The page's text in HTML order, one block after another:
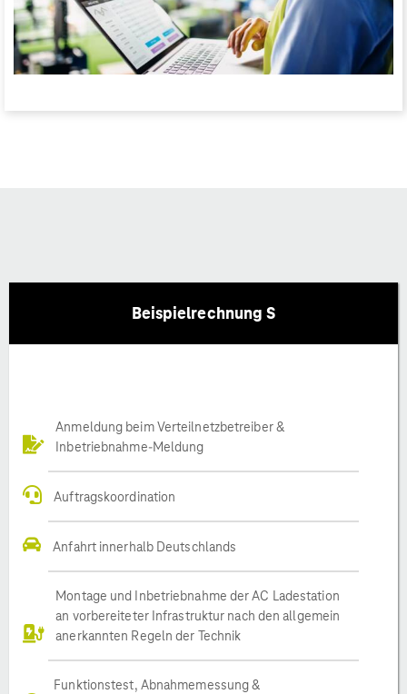
Beispielrechnung S
Anmeldung beim Verteilnetzbetreiber &
Inbetriebnahme-Meldung
Auftragskoordination
Anfahrt innerhalb Deutschlands
Montage und Inbetriebnahme der AC Ladestation
an vorbereiteter Infrastruktur nach den allgemein
anerkannten Regeln der Technik
Funktionstest, Abnahmemessung &